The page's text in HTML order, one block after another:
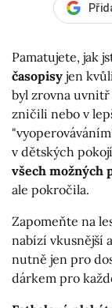
Pamatujete, jak
časopisy jen
byl zrovna uvnitř
zničili nebo v
v dětských
všech možných
ale pokročila.
Zapomeňte na
nabízí vkusnější
nutně jen pro
dárkem pro